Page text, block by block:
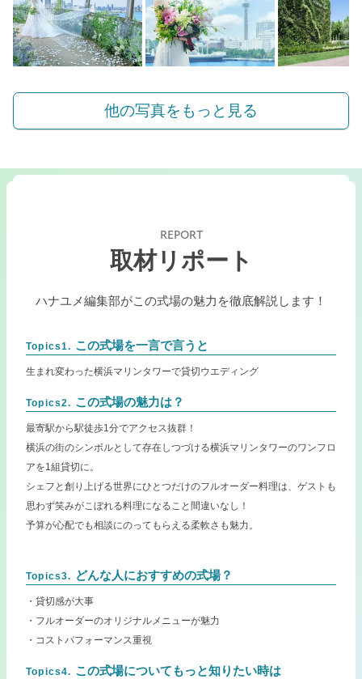
他の写真をもっと見る
REPORT
取材リポート
ハナユメ編集部がこの式場の魅力を徹底解説します！
Topics1. この式場を一言で言うと
生まれ変わった横浜マリンタワーで貸切ウエディング
Topics2. この式場の魅力は？
最寄駅から駅徒歩1分でアクセス抜群！
横浜の街のシンボルとして存在しつづける横浜マリンタワーのワンフロ
アを1組貸切に。
シェフと創り上げる世界にひとつだけのフルオーダー料理は、ゲストも
思わず笑みがこぼれる料理になること間違いなし！
予算が心配でも相談にのってもらえる柔軟さも魅力。
Topics3. どんな人におすすめの式場？
・貸切感が大事
・フルオーダーのオリジナルメニューが魅力
・コストパフォーマンス重視
Topics4. この式場についてもっと知りたい時は